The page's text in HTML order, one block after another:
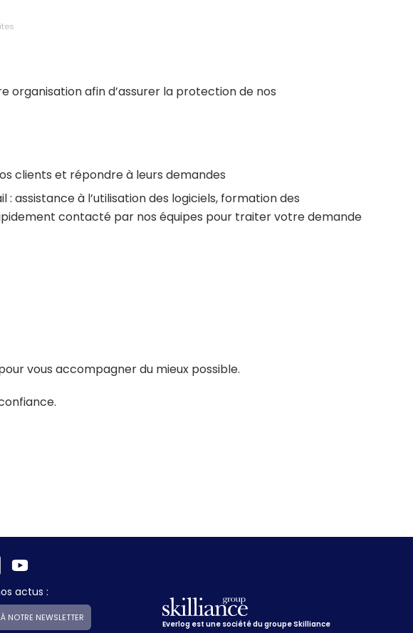
organisation afin d’assurer la protection de nos
clients et répondre à leurs demandes
assistance à l’utilisation des logiciels, formation des
contacté par nos équipes pour traiter votre demande
vous accompagner du mieux possible.
actus :
NOTRE NEWSLETTER
Everlog est une société du groupe Skilliance